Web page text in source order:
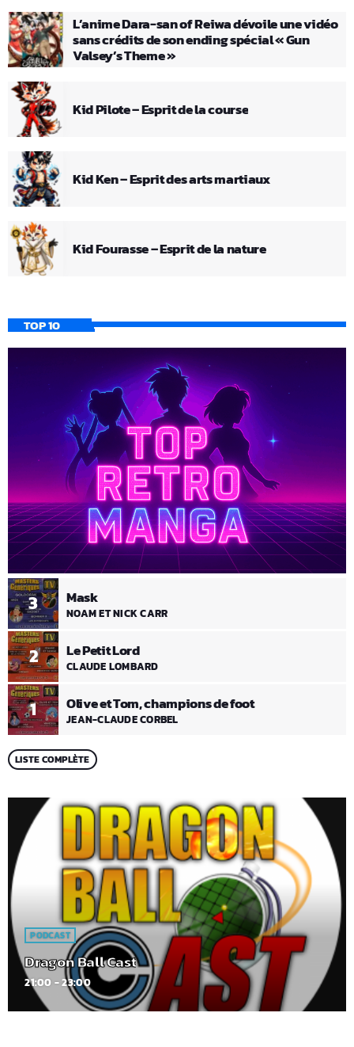
L’anime Dara-san of Reiwa dévoile une vidéo
sans crédits de son ending spécial « Gun
Valsey’s Theme »
Kid Pilote – Esprit de la course
Kid Ken – Esprit des arts martiaux
Kid Fourasse – Esprit de la nature
TOP 10
1 Olive et Tom, champions de foot
JEAN-CLAUDE CORBEL
2 Le Petit Lord
CLAUDE LOMBARD
3 Mask
NOAM ET NICK CARR
LISTE COMPLÈTE
PODCAST
Dragon Ball Cast
21:00 - 23:00